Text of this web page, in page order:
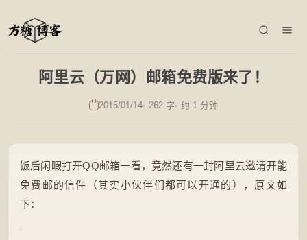
阿里云（万网）邮箱免费版来了！
2015/01/14 262 字 约 1 分钟
饭后闲暇打开QQ邮箱一看，竟然还有一封阿里云邀请开能
免费邮的信件（其实小伙伴们都可以开通的），原文如
下：